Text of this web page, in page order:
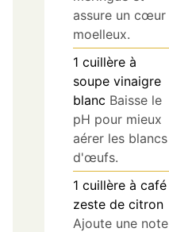
assure un cœur
moelleux.
1 cuillère à
soupe vinaigre
blanc Baisse le
pH pour mieux
aérer les blancs
d'œufs.
1 cuillère à café
zeste de citron
Ajoute une note